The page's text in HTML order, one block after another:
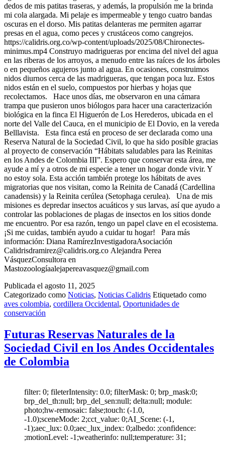
dedos de mis patitas traseras, y además, la propulsión me la brinda
mi cola alargada. Mi pelaje es impermeable y tengo cuatro bandas
oscuras en el dorso. Mis patitas delanteras me permiten agarrar
presas en el agua, como peces y crustáceos como cangrejos.
https://calidris.org.co/wp-content/uploads/2025/08/Chironectes-
minimus.mp4 Construyo madrigueras por encima del nivel del agua
en las riberas de los arroyos, a menudo entre las raíces de los árboles
o en pequeños agujeros junto al agua. En ocasiones, construimos
nidos diurnos cerca de las madrigueras, que tengan poca luz. Estos
nidos están en el suelo, compuestos por hierbas y hojas que
recolectamos. Hace unos días, me observaron en una cámara
trampa que pusieron unos biólogos para hacer una caracterización
biológica en la finca El Higuerón de Los Herederos, ubicada en el
norte del Valle del Cauca, en el municipio de El Dovio, en la vereda
Belllavista. Esta finca está en proceso de ser declarada como una
Reserva Natural de la Sociedad Civil, lo que ha sido posible gracias
al proyecto de conservación “Hábitats saludables para las Reinitas
en los Andes de Colombia III”. Espero que conservar esta área, me
ayude a mí y a otros de mi especie a tener un hogar donde vivir. Y
no estoy sola. Esta acción también protege los hábitats de aves
migratorias que nos visitan, como la Reinita de Canadá (Cardellina
canadensis) y la Reinita cerúlea (Setophaga cerulea). Una de mis
misiones es depredar insectos acuáticos y sus larvas, así que ayudo a
controlar las poblaciones de plagas de insectos en los sitios donde
me encuentro. Por esa razón, tengo un papel clave en el ecosistema.
¡Si me cuidas, también ayudo a cuidar tu hogar! Para más
información: Diana RamírezInvestigadoraAsociación
Calidrisdramirez@calidris.org.co Alejandra Perea
VásquezConsultora en
Mastozoologíaalejapereavasquez@gmail.com
Publicada el agosto 11, 2025
Categorizado como Noticias, Noticias Calidris Etiquetado como
aves colombia, cordillera Occidental, Oportunidades de
conservación
Futuras Reservas Naturales de la
Sociedad Civil en los Andes Occidentales
de Colombia
filter: 0; fileterIntensity: 0.0; filterMask: 0; brp_mask:0;
brp_del_th:null; brp_del_sen:null; delta:null; module:
photo;hw-remosaic: false;touch: (-1.0,
-1.0);sceneMode: 2;cct_value: 0;AI_Scene: (-1,
-1);aec_lux: 0.0;aec_lux_index: 0;albedo: ;confidence:
;motionLevel: -1;weatherinfo: null;temperature: 31;